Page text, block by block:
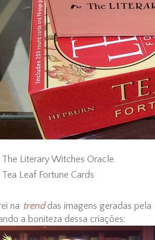
The Literary Witches Oracle
Tea Leaf Fortune Cards
na trenddas imagens geradas pela
a boniteza dessa criações: